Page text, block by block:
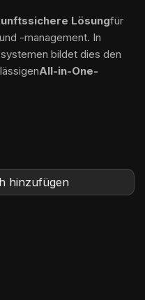
Lösungfür
-management. In
bildet dies den
All-in-One-
hinzufügen